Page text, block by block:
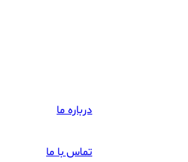
درباره ما
تماس با ما